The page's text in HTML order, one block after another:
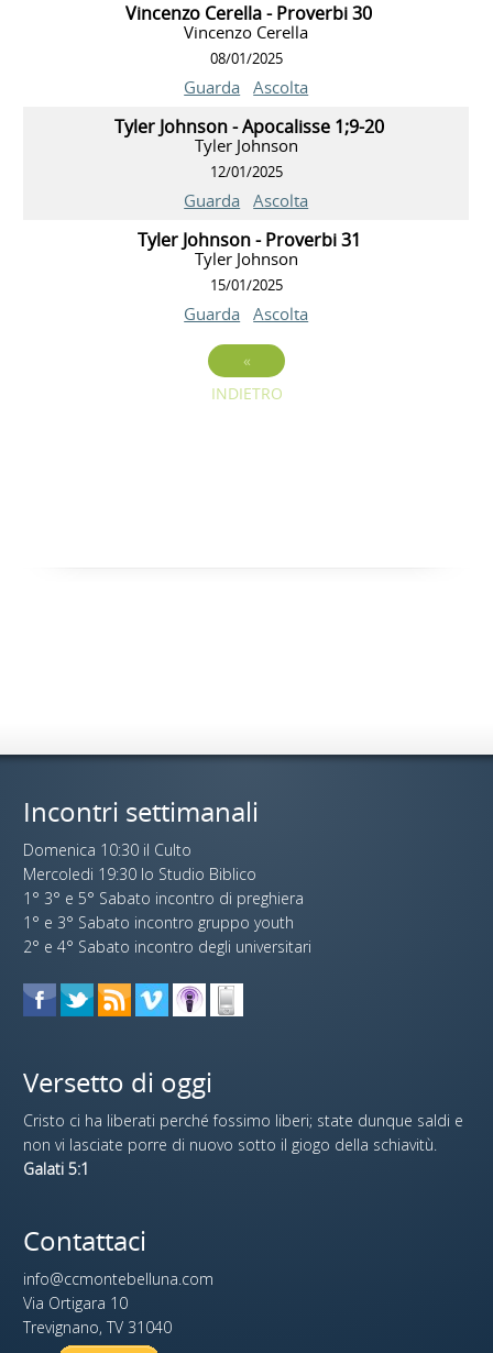
Vincenzo Cerella - Proverbi 30
Vincenzo Cerella
08/01/2025
Guarda Ascolta
Tyler Johnson - Apocalisse 1;9-20
Tyler Johnson
12/01/2025
Guarda Ascolta
Tyler Johnson - Proverbi 31
Tyler Johnson
15/01/2025
Guarda Ascolta
«
INDIETRO
Incontri settimanali
Domenica 10:30 il Culto
Mercoledi 19:30 lo Studio Biblico
1° 3° e 5° Sabato incontro di preghiera
1° e 3° Sabato incontro gruppo youth
2° e 4° Sabato incontro degli universitari
Versetto di oggi
Cristo ci ha liberati perché fossimo liberi; state dunque saldi e
non vi lasciate porre di nuovo sotto il giogo della schiavitù.
Galati 5:1
Contattaci
info@ccmontebelluna.com
Via Ortigara 10
Trevignano, TV 31040